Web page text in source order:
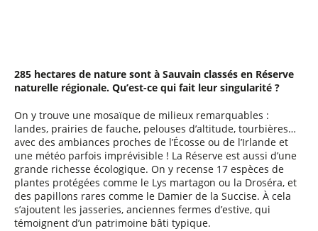
285 hectares de nature sont à Sauvain classés en Réserve
naturelle régionale. Qu’est-ce qui fait leur singularité ?
On y trouve une mosaïque de milieux remarquables :
landes, prairies de fauche, pelouses d’altitude, tourbières…
avec des ambiances proches de l’Écosse ou de l’Irlande et
une météo parfois imprévisible ! La Réserve est aussi d’une
grande richesse écologique. On y recense 17 espèces de
plantes protégées comme le Lys martagon ou la Droséra, et
des papillons rares comme le Damier de la Succise. À cela
s’ajoutent les jasseries, anciennes fermes d’estive, qui
témoignent d’un patrimoine bâti typique.